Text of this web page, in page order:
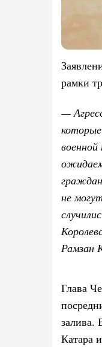
рамки
—
не
Рамзан
Глава
залива.
Катара